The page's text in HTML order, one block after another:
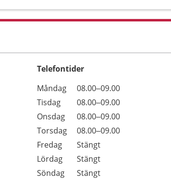
Telefontider
Dag
Öppettider
Kommentarer
Måndag
08.00–09.00
Tisdag
08.00–09.00
Onsdag
08.00–09.00
Torsdag
08.00–09.00
Fredag
Stängt
Lördag
Stängt
Söndag
Stängt